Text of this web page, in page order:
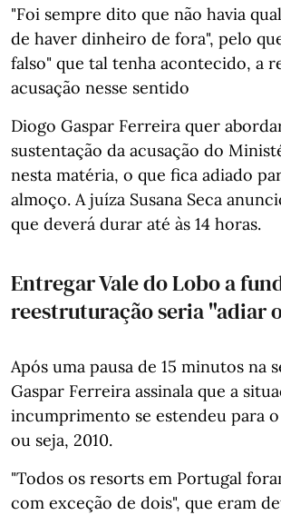
"Foi sempre dito que não havia
de haver dinheiro de fora", pelo
falso" que tal tenha acontecido, a
acusação nesse sentido
Diogo Gaspar Ferreira quer
sustentação da acusação do
nesta matéria, o que fica adiado
almoço. A juíza Susana Seca
que deverá durar até às 14 horas.
Entregar Vale do Lobo a
reestruturação seria "adiar
Após uma pausa de 15 minutos na
Gaspar Ferreira assinala que a
incumprimento se estendeu para
ou seja, 2010.
"Todos os resorts em Portugal
com exceção de dois", que eram